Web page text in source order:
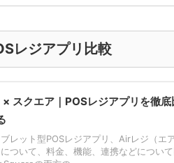
レジアプリ比較
スクエア｜POSレジアプリを徹
レット型POSレジアプリ、Airレジ（エ
ついて、料金、機能、連携などについ